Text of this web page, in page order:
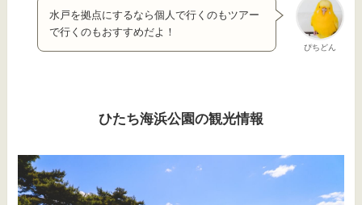
ぴちどん
水戸を拠点にするなら個人で行くのもツアー
で行くのもおすすめだよ！
ひたち海浜公園の観光情報